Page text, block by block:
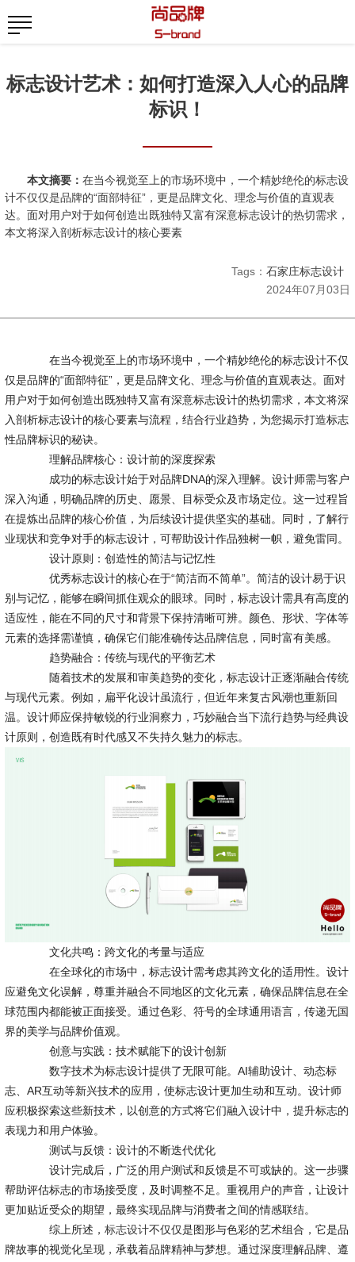
标志设计艺术：如何打造深入人心的品牌
标识！
本文摘要： 在当今视觉至上的市场环境中，一个精妙绝伦的标志设
计不仅仅是品牌的“面部特征”，更是品牌文化、理念与价值的直观表
达。面对用户对于如何创造出既独特又富有深意标志设计的热切需求，
本文将深入剖析标志设计的核心要素
Tags： 石家庄标志设计
2024年07月03日
在当今视觉至上的市场环境中，一个精妙绝伦的标志设计不仅
仅是品牌的“面部特征”，更是品牌文化、理念与价值的直观表达。面对
用户对于如何创造出既独特又富有深意标志设计的热切需求，本文将深
入剖析标志设计的核心要素与流程，结合行业趋势，为您揭示打造标志
性品牌标识的秘诀。
理解品牌核心：设计前的深度探索
成功的标志设计始于对品牌DNA的深入理解。设计师需与客户
深入沟通，明确品牌的历史、愿景、目标受众及市场定位。这一过程旨
在提炼出品牌的核心价值，为后续设计提供坚实的基础。同时，了解行
业现状和竞争对手的标志设计，可帮助设计作品独树一帜，避免雷同。
设计原则：创造性的简洁与记忆性
优秀标志设计的核心在于“简洁而不简单”。简洁的设计易于识
别与记忆，能够在瞬间抓住观众的眼球。同时，标志设计需具有高度的
适应性，能在不同的尺寸和背景下保持清晰可辨。颜色、形状、字体等
元素的选择需谨慎，确保它们能准确传达品牌信息，同时富有美感。
趋势融合：传统与现代的平衡艺术
随着技术的发展和审美趋势的变化，标志设计正逐渐融合传统
与现代元素。例如，扁平化设计虽流行，但近年来复古风潮也重新回
温。设计师应保持敏锐的行业洞察力，巧妙融合当下流行趋势与经典设
计原则，创造既有时代感又不失持久魅力的标志。
文化共鸣：跨文化的考量与适应
在全球化的市场中，标志设计需考虑其跨文化的适用性。设计
应避免文化误解，尊重并融合不同地区的文化元素，确保品牌信息在全
球范围内都能被正面接受。通过色彩、符号的全球通用语言，传递无国
界的美学与品牌价值观。
创意与实践：技术赋能下的设计创新
数字技术为标志设计提供了无限可能。AI辅助设计、动态标
志、AR互动等新兴技术的应用，使标志设计更加生动和互动。设计师
应积极探索这些新技术，以创意的方式将它们融入设计中，提升标志的
表现力和用户体验。
测试与反馈：设计的不断迭代优化
设计完成后，广泛的用户测试和反馈是不可或缺的。这一步骤
帮助评估标志的市场接受度，及时调整不足。重视用户的声音，让设计
更加贴近受众的期望，最终实现品牌与消费者之间的情感联结。
综上所述， 标志设计不仅仅是图形与色彩的艺术组合，它是品
牌故事的视觉化呈现，承载着品牌精神与梦想。通过深度理解品牌、遵